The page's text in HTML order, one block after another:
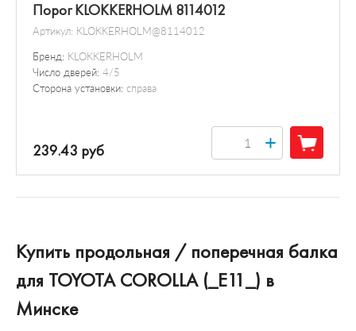
Порог KLOKKERHOLM 8114012
Артикул: KLOKKERHOLM@8114012
Бренд: KLOKKERHOLM
Число дверей: 4/5
Сторона установки: справа
239.43 руб +
Купить продольная / поперечная балка
для TOYOTA COROLLA (_E11_) в
Минске